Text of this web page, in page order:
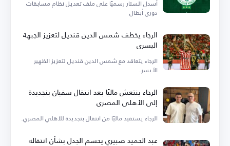
أُسدل الستار رسميًا على ملف تعديل نظام مسابقات
دوري أبطال
الرجاء يخطف شمس الدين قنديل لتعزيز الجبهة
اليسرى
الرجاء يتعاقد مع شمس الدين قنديل لتعزيز الظهير
الأيسر.
الرجاء ينتعش ماليًا بعد انتقال سفيان بنجديدة
إلى الأهلي المصري
الرجاء يستفيد ماليًا من انتقال بنجديدة للأهلي المصري.
عبد الحميد صبيري يحسم الجدل بشأن انتقاله